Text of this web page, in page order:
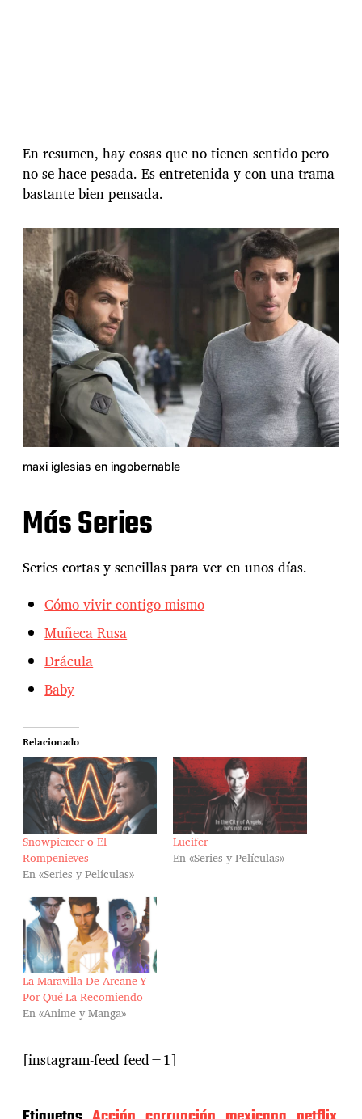
En resumen, hay cosas que no tienen sentido pero
no se hace pesada. Es entretenida y con una trama
bastante bien pensada.
maxi iglesias en ingobernable
Más Series
Series cortas y sencillas para ver en unos días.
Cómo vivir contigo mismo
Muñeca Rusa
Drácula
Baby
Relacionado
Snowpiercer o El
Rompenieves
En «Series y Películas»
Lucifer
En «Series y Películas»
La Maravilla De Arcane Y
Por Qué La Recomiendo
En «Anime y Manga»
[instagram-feed feed=1]